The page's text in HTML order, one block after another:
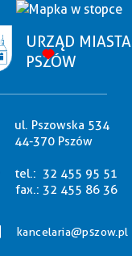
URZĄD MIASTA
PSZÓW
ul. Pszowska 534
44-370 Pszów
tel.: 32 455 95 51
fax.: 32 455 86 36
kancelaria@pszow.pl